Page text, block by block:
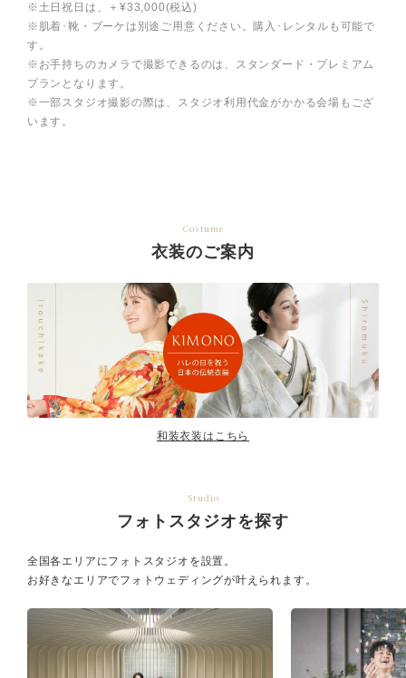
※土日祝日は、＋¥33,000(税込)
※肌着･靴・ブーケは別途ご用意ください。購入･レンタルも可能で
す。
※お手持ちのカメラで撮影できるのは、スタンダード・プレミアム
プランとなります。
※一部スタジオ撮影の際は、スタジオ利用代金がかかる会場もござ
います。
Costume
衣装のご案内
和装衣装はこちら
Studio
フォトスタジオを探す
全国各エリアにフォトスタジオを設置。
お好きなエリアでフォトウェディングが叶えられます。